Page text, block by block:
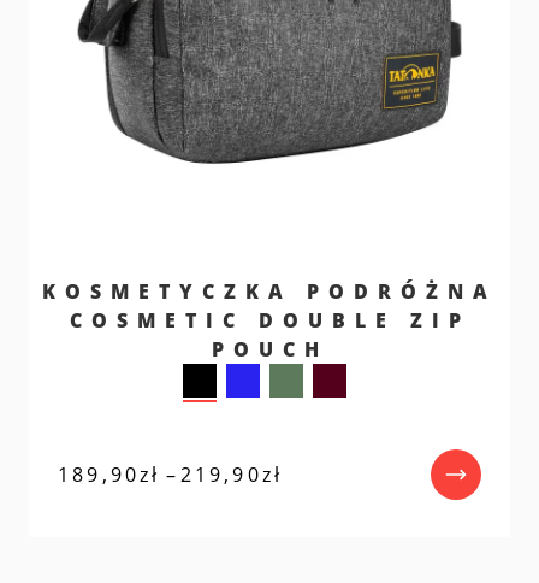
KOSMETYCZKA PODRÓŻNA
COSMETIC DOUBLE ZIP
POUCH
189,90zł –219,90zł